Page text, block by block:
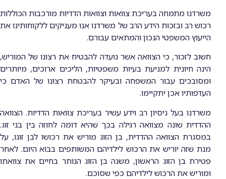
משרדנו מתמחה בעריכת צוואות וצוואות הדדיות מורכבות הכוללות
רכוש רב ובזכות הידע הרב של משרדנו אנו מעניקים ללקוחותינו את
הייעוץ המשפטי הנכון והמתאים עבורם.
חשוב לזכור, כי הצוואה אשר נועדה להבטיח את רצונו של המוריש,
הינה חיונית למניעת בעיות משפטיות, הליכים ארוכים, מיותרים
ומסובכים עבור המשפחה ובעיקר להבטחת רצונו של האדם כי
העדפותיו אכן יתקיימו.
משרדנו בעל ניסיון רב וידע עשיר בעריכת צוואות הדדיות. הצוואה
ההדדית שונה מצוואה רגילה בכך שהיא דומה לחוזה בין בני זוג.
במסגרת הצוואה ההדדית, בן הזוג מוריש את רכושו לבן זוגו, על
מנת שזה יוריש את הרכוש לילדיהם המשותפים בבוא היום. לאחר
פטירת בן הזוג הראשון, משנה בן הזוג הנותר בחיים את צוואתו
ומוריש את הרכוש לילדיהם כפי שסוכם.